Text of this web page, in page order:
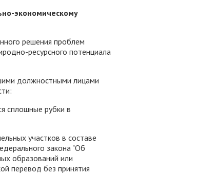
экономическому
решения проблем
ресурсного потенциала
должностными лицами
сплошные рубки в
участков в составе
закона "Об
образований или
перевод без принятия